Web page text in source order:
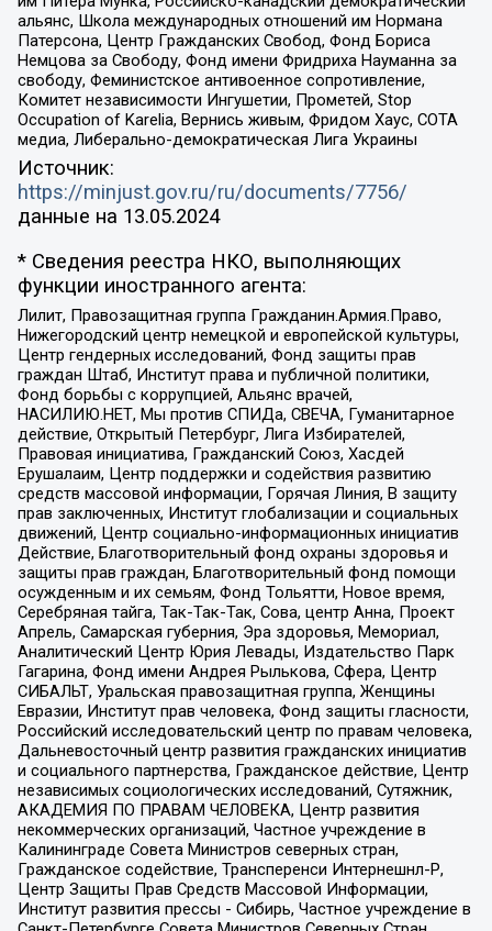
альянс, Школа международных отношений им Нормана
Патерсона, Центр Гражданских Свобод, Фонд Бориса
Немцова за Свободу, Фонд имени Фридриха Науманна за
свободу, Феминистское антивоенное сопротивление,
Комитет независимости Ингушетии, Прометей, Stop
Occupation of Karelia, Вернись живым, Фридом Хаус, СОТА
медиа, Либерально-демократическая Лига Украины
Источник:
https://minjust.gov.ru/ru/documents/7756/
данные на 13.05.2024
* Сведения реестра НКО, выполняющих
функции иностранного агента:
Лилит, Правозащитная группа Гражданин.Армия.Право,
Нижегородский центр немецкой и европейской культуры,
Центр гендерных исследований, Фонд защиты прав
граждан Штаб, Институт права и публичной политики,
Фонд борьбы с коррупцией, Альянс врачей,
НАСИЛИЮ.НЕТ, Мы против СПИДа, СВЕЧА, Гуманитарное
действие, Открытый Петербург, Лига Избирателей,
Правовая инициатива, Гражданский Союз, Хасдей
Ерушалаим, Центр поддержки и содействия развитию
средств массовой информации, Горячая Линия, В защиту
прав заключенных, Институт глобализации и социальных
движений, Центр социально-информационных инициатив
Действие, Благотворительный фонд охраны здоровья и
защиты прав граждан, Благотворительный фонд помощи
осужденным и их семьям, Фонд Тольятти, Новое время,
Серебряная тайга, Так-Так-Так, Сова, центр Анна, Проект
Апрель, Самарская губерния, Эра здоровья, Мемориал,
Аналитический Центр Юрия Левады, Издательство Парк
Гагарина, Фонд имени Андрея Рылькова, Сфера, Центр
СИБАЛЬТ, Уральская правозащитная группа, Женщины
Евразии, Институт прав человека, Фонд защиты гласности,
Российский исследовательский центр по правам человека,
Дальневосточный центр развития гражданских инициатив
и социального партнерства, Гражданское действие, Центр
независимых социологических исследований, Сутяжник,
АКАДЕМИЯ ПО ПРАВАМ ЧЕЛОВЕКА, Центр развития
некоммерческих организаций, Частное учреждение в
Калининграде Совета Министров северных стран,
Гражданское содействие, Трансперенси Интернешнл-Р,
Центр Защиты Прав Средств Массовой Информации,
Институт развития прессы - Сибирь, Частное учреждение в